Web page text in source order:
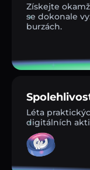
Získejte
se dokonale
burzách.
Léta
digitálních